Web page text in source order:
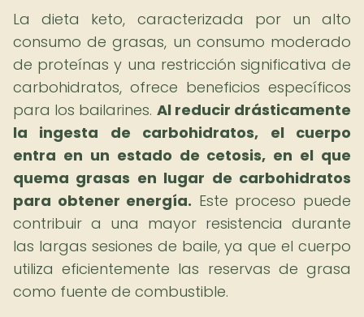
La dieta keto, caracterizada por un alto
consumo de grasas, un consumo moderado
de proteínas y una restricción significativa de
carbohidratos, ofrece beneficios específicos
para los bailarines. Al reducir drásticamente
la ingesta de carbohidratos, el cuerpo
entra en un estado de cetosis, en el que
quema grasas en lugar de carbohidratos
para obtener energía. Este proceso puede
contribuir a una mayor resistencia durante
las largas sesiones de baile, ya que el cuerpo
utiliza eficientemente las reservas de grasa
como fuente de combustible.